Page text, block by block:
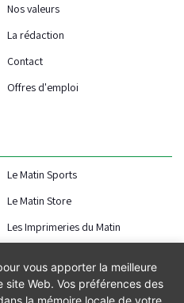
Nos valeurs
La rédaction
Contact
Offres d'emploi
Le Matin Sports
Le Matin Store
Les Imprimeries du Matin
vous apporter la meilleure
Web. Vos préférences des
la mémoire locale de votre